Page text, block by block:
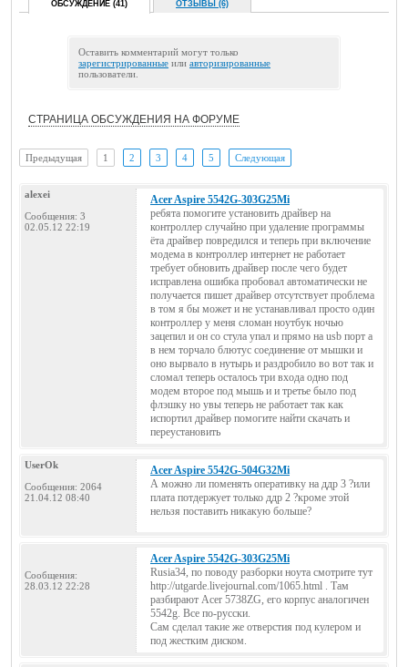
ОБСУЖДЕНИЕ (41) ОТЗЫВЫ (6)
Оставить комментарий могут только
зарегистрированные или авторизированные
пользователи.
СТРАНИЦА ОБСУЖДЕНИЯ НА ФОРУМЕ
Предыдущая 1 2 3 4 5 Следующая
alexei
Сообщения: 3
02.05.12 22:19
Acer Aspire 5542G-303G25Mi
ребята помогите установить драйвер на
контроллер случайно при удаление программы
ёта драйвер повредился и теперь при включение
модема в контроллер интернет не работает
требует обновить драйвер после чего будет
исправлена ошибка пробовал автоматически не
получается пишет драйвер отсутствует проблема
в том я бы может и не устанавливал просто один
контроллер у меня сломан ноутбук ночью
зацепил и он со стула упал и прямо на usb порт а
в нем торчало блютус соединение от мышки и
оно вырвало в нутырь и раздробило во вот так и
сломал теперь осталось три входа одно под
модем второе под мышь и и третье было под
флэшку но увы теперь не работает так как
испортил драйвер помогите найти скачать и
переустановить
UserOk
Сообщения: 2064
21.04.12 08:40
Acer Aspire 5542G-504G32Mi
А можно ли поменять оперативку на ддр 3 ?или
плата потдержует только ддр 2 ?кроме этой
нельзя поставить никакую больше?
Сообщения:
28.03.12 22:28
Acer Aspire 5542G-303G25Mi
Rusia34, по поводу разборки ноута смотрите тут
http://utgarde.livejournal.com/1065.html . Там
разбирают Acer 5738ZG, его корпус аналогичен
5542g. Все по-русски.
Сам сделал такие же отверстия под кулером и
под жестким диском.